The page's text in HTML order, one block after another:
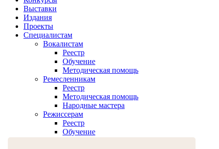
Выставки
Издания
Проекты
Специалистам
Вокалистам
Реестр
Обучение
Методическая помощь
Ремесленникам
Реестр
Методическая помощь
Народные мастера
Режиссерам
Реестр
Обучение